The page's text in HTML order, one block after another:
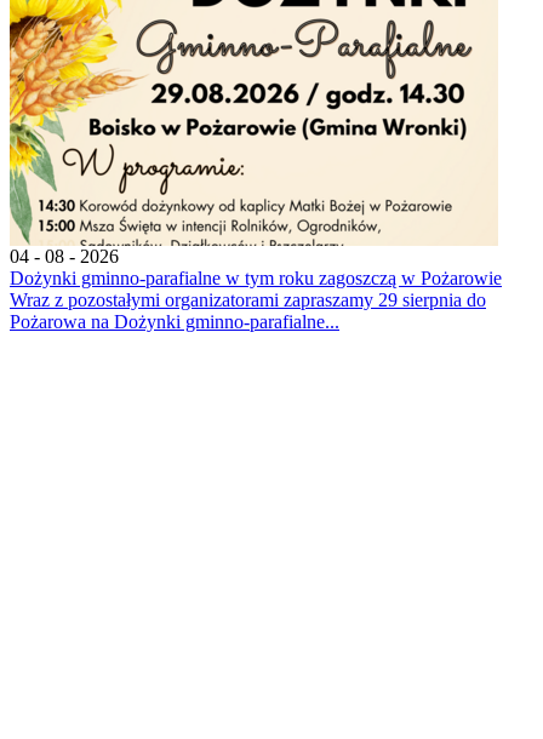
04 - 08 - 2026
Dożynki gminno-parafialne w tym roku zagoszczą w Pożarowie
Wraz z pozostałymi organizatorami zapraszamy 29 sierpnia do
Pożarowa na Dożynki gminno-parafialne...